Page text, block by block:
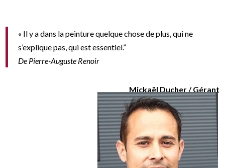
« Il y a dans la peinture quelque chose de plus, qui ne
s’explique pas, qui est essentiel.”
De Pierre-Auguste Renoir
Mickaël Ducher / Gérant